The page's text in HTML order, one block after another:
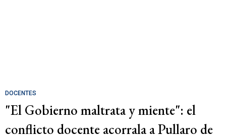
DOCENTES
"El Gobierno maltrata y miente": el
conflicto docente acorrala a Pullaro de